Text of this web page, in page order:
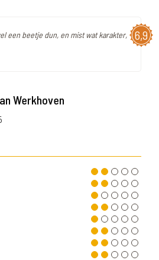
6,9
een beetje dun, en mist wat karakter,
Werkhoven